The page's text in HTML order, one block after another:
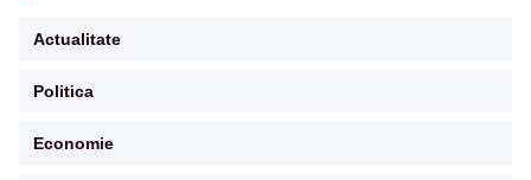
Actualitate
Politica
Economie